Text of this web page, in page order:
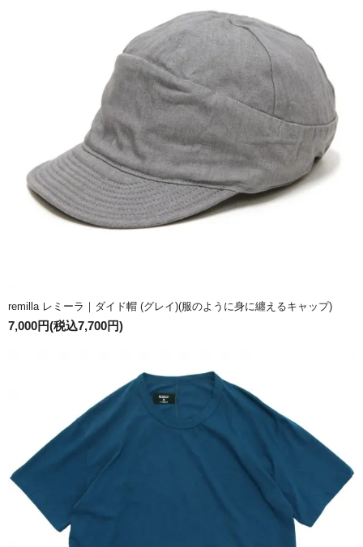
remilla レミーラ｜ダイド帽 (グレイ)(服のように身に纏えるキャップ)
7,000円(税込7,700円)